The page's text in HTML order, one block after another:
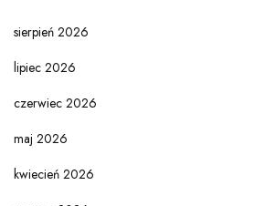
sierpień 2026
lipiec 2026
czerwiec 2026
maj 2026
kwiecień 2026